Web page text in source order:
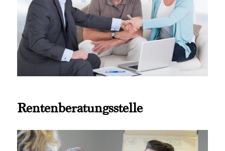
Rentenberatungsstelle